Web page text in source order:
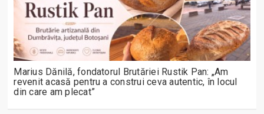
Marius Dănilă, fondatorul Brutăriei Rustik Pan: „Am
revenit acasă pentru a construi ceva autentic, în locul
din care am plecat”